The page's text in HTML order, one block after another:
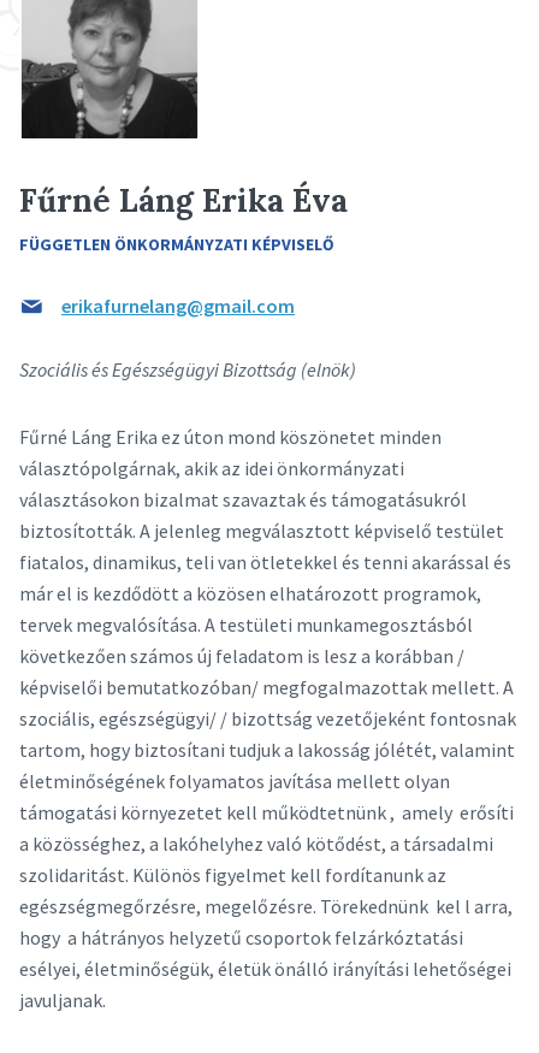
Fűrné Láng Erika Éva
FÜGGETLEN ÖNKORMÁNYZATI KÉPVISELŐ
erikafurnelang@gmail.com
Szociális és Egészségügyi Bizottság (elnök)
Fűrné Láng Erika ez úton mond köszönetet minden
választópolgárnak, akik az idei önkormányzati
választásokon bizalmat szavaztak és támogatásukról
biztosították. A jelenleg megválasztott képviselő testület
fiatalos, dinamikus, teli van ötletekkel és tenni akarással és
már el is kezdődött a közösen elhatározott programok,
tervek megvalósítása. A testületi munkamegosztásból
következően számos új feladatom is lesz a korábban /
képviselői bemutatkozóban/ megfogalmazottak mellett. A
szociális, egészségügyi/ / bizottság vezetőjeként fontosnak
tartom, hogy biztosítani tudjuk a lakosság jólétét, valamint
életminőségének folyamatos javítása mellett olyan
támogatási környezetet kell működtetnünk , amely erősíti
a közösséghez, a lakóhelyhez való kötődést, a társadalmi
szolidaritást. Különös figyelmet kell fordítanunk az
egészségmegőrzésre, megelőzésre. Törekednünk kel l arra,
hogy a hátrányos helyzetű csoportok felzárkóztatási
esélyei, életminőségük, életük önálló irányítási lehetőségei
javuljanak.